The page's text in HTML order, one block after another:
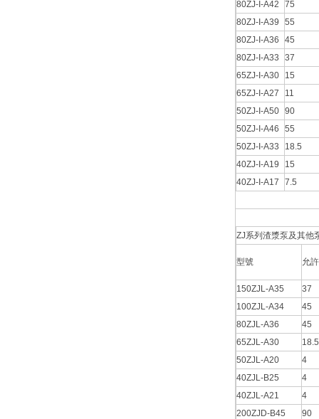
80ZJ-I-A42
75
80ZJ-I-A39
55
80ZJ-I-A36
45
80ZJ-I-A33
37
65ZJ-I-A30
15
65ZJ-I-A27
11
50ZJ-I-A50 90
50ZJ-I-A46
55
50ZJ-I-A33
18.5
40ZJ-I-A19
15
40ZJ-I-A17
7.5
ZJ系列渣漿泵及其他
型號 允
150ZJL-A35
37
100ZJL-A34
45
80ZJL-A36
45
65ZJL-A30
18.5
50ZJL-A20
4
40ZJL-B25
4
40ZJL-A21
4
200ZJD-B45
90